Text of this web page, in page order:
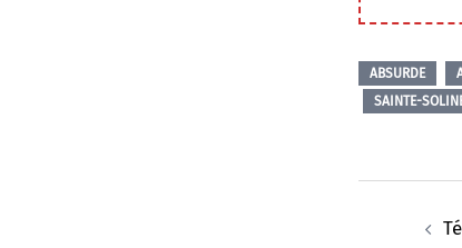
ABSURDE
SAINTE-
d’article